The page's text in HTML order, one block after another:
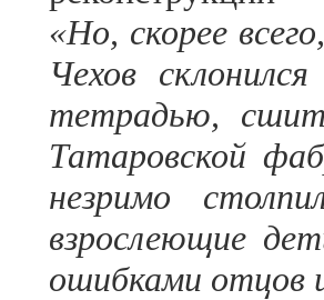
«Но, скорее
Чехов
тетрадью,
Татаровской
незримо
взрослеющие
ошибками отцов